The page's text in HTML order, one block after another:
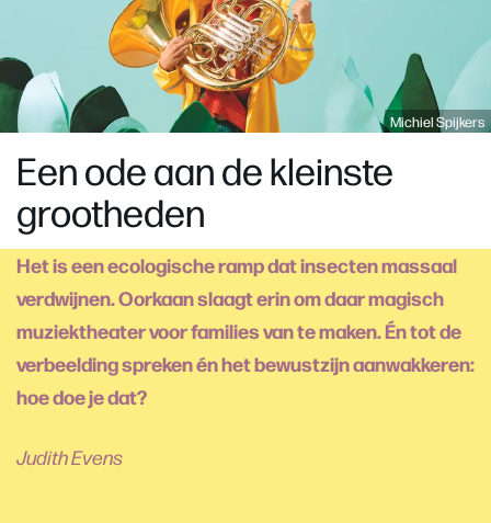
Michiel Spijkers
Een ode aan de kleinste
grootheden
Het is een ecologische ramp dat insecten massaal
verdwijnen. Oorkaan slaagt erin om daar magisch
muziektheater voor families van te maken. Én tot de
verbeelding spreken én het bewustzijn aanwakkeren:
hoe doe je dat?
Judith Evens